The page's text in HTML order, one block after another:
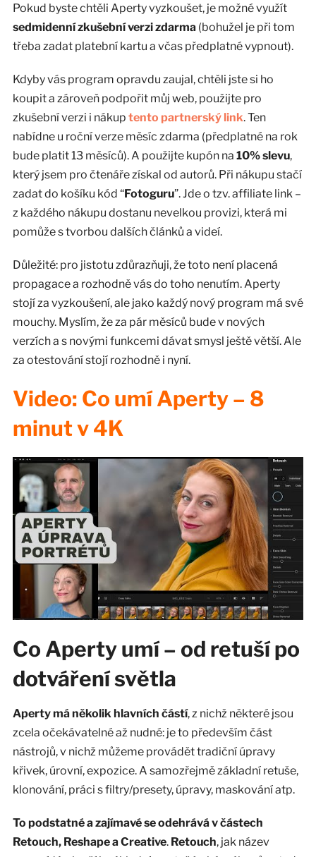
Pokud byste chtěli Aperty vyzkoušet, je možné využít
sedmidenní zkušební verzi zdarma(bohužel je při tom
třeba zadat platební kartu a včas předplatné vypnout).
Kdyby vás program opravdu zaujal, chtěli jste si ho
koupit a zároveň podpořit můj web, použijte pro
zkušební verzi i nákup tento partnerský link. Ten
nabídne u roční verze měsíc zdarma (předplatné na rok
bude platit 13 měsíců). A použijte kupón na 10% slevu,
který jsem pro čtenáře získal od autorů. Při nákupu stačí
zadat do košíku kód “Fotoguru”. Jde o tzv. affiliate link –
z každého nákupu dostanu nevelkou provizi, která mi
pomůže s tvorbou dalších článků a videí.
Důležité: pro jistotu zdůrazňuji, že toto není placená
propagace a rozhodně vás do toho nenutím. Aperty
stojí za vyzkoušení, ale jako každý nový program má své
mouchy. Myslím, že za pár měsíců bude v nových
verzích a s novými funkcemi dávat smysl ještě větší. Ale
za otestování stojí rozhodně i nyní.
Video: Co umí Aperty – 8
minut v 4K
Co Aperty umí – od retuší po
dotváření světla
Aperty má několik hlavních částí, z nichž některé jsou
zcela očekávatelné až nudné: je to především část
nástrojů, v nichž můžeme provádět tradiční úpravy
křivek, úrovní, expozice. A samozřejmě základní retuše,
klonování, práci s filtry/presety, úpravy, maskování atp.
To podstatné a zajímavé se odehrává v částech
Retouch, Reshape a Creative. Retouch, jak název